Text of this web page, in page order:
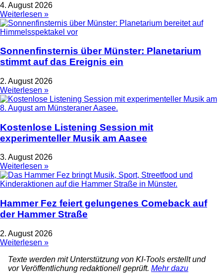
4. August 2026
Weiterlesen »
Sonnenfinsternis über Münster: Planetarium
stimmt auf das Ereignis ein
2. August 2026
Weiterlesen »
Kostenlose Listening Session mit
experimenteller Musik am Aasee
3. August 2026
Weiterlesen »
Hammer Fez feiert gelungenes Comeback auf
der Hammer Straße
2. August 2026
Weiterlesen »
Texte werden mit Unterstützung von KI-Tools erstellt und
vor Veröffentlichung redaktionell geprüft. Mehr dazu